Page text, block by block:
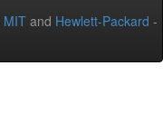
MIT and Hewlett-Packard -